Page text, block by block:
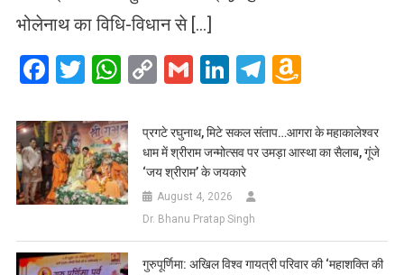
भोलेनाथ का विधि-विधान से […]
Facebook
Twitter
WhatsApp
CopyGmailLinkedIn
Telegram
List
प्रगटे रघुनाथ, मिटे सकल संताप…आगरा के महाकालेश्वर
धाम में श्रीराम जन्मोत्सव पर उमड़ा आस्था का सैलाब, गूंजे
‘जय श्रीराम’ के जयकारे
August 4, 2026
Dr. Bhanu Pratap Singh
गुरुपूर्णिमा: अखिल विश्व गायत्री परिवार की ‘महाशक्ति की